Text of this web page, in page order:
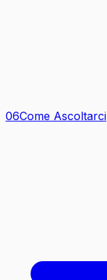
06Come Ascoltarci